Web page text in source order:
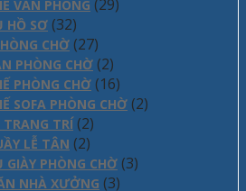
VĂN PHÒNG (29)
HỒ SƠ (32)
CHỜ (27)
PHÒNG CHỜ (2)
PHÒNG CHỜ (16)
SOFA PHÒNG CHỜ (2)
TRANG TRÍ (2)
LỄ TÂN (2)
GIÀY PHÒNG CHỜ (3)
NHÀ XƯỞNG (3)